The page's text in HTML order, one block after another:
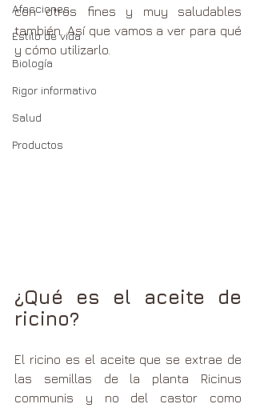
Afecciones
Estilo de vida
Biología
Rigor informativo
Salud
Productos
con otros fines y muy saludables
también. Así que vamos a ver para qué
y cómo utilizarlo.
¿Qué es el aceite de
ricino?
El ricino es el aceite que se extrae de
las semillas de la planta Ricinus
communis y no del castor como